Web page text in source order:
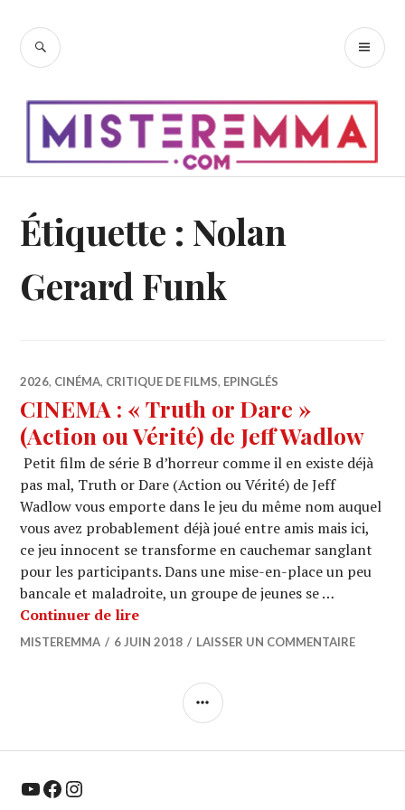
contenu
RECHERCHE
Étiquette : Nolan
Gerard Funk
2026, CINÉMA, CRITIQUE DE FILMS, EPINGLÉS
CINEMA : « Truth or Dare »
(Action ou Vérité) de Jeff Wadlow
Petit film de série B d’horreur comme il en existe déjà
pas mal, Truth or Dare (Action ou Vérité) de Jeff
Wadlow vous emporte dans le jeu du même nom auquel
vous avez probablement déjà joué entre amis mais ici,
ce jeu innocent se transforme en cauchemar sanglant
pour les participants. Dans une mise-en-place un peu
bancale et maladroite, un groupe de jeunes se …
Continuer de lireCINEMA : « Truth or Dare » (Action
MISTEREMMA 6 JUIN 2018 LAISSER UN COMMENTAIRE
COLONNE
YouTube Facebook Instagram